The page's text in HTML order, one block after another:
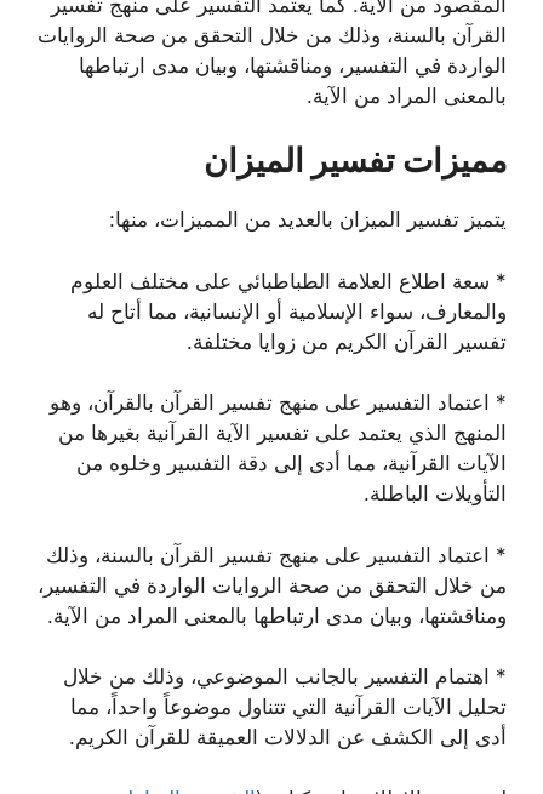
القرآن بالسنة، وذلك من خلال التحقق من صحة الروايات
الواردة في التفسير، ومناقشتها، وبيان مدى ارتباطها
بالمعنى المراد من الآية.
مميزات تفسير الميزان
يتميز تفسير الميزان بالعديد من المميزات، منها:
* سعة اطلاع العلامة الطباطبائي على مختلف العلوم
والمعارف، سواء الإسلامية أو الإنسانية، مما أتاح له
تفسير القرآن الكريم من زوايا مختلفة.
* اعتماد التفسير على منهج تفسير القرآن بالقرآن، وهو
المنهج الذي يعتمد على تفسير الآية القرآنية بغيرها من
الآيات القرآنية، مما أدى إلى دقة التفسير وخلوه من
التأويلات الباطلة.
* اعتماد التفسير على منهج تفسير القرآن بالسنة، وذلك
من خلال التحقق من صحة الروايات الواردة في التفسير،
ومناقشتها، وبيان مدى ارتباطها بالمعنى المراد من الآية.
* اهتمام التفسير بالجانب الموضوعي، وذلك من خلال
تحليل الآيات القرآنية التي تتناول موضوعاً واحداً، مما
أدى إلى الكشف عن الدلالات العميقة للقرآن الكريم.